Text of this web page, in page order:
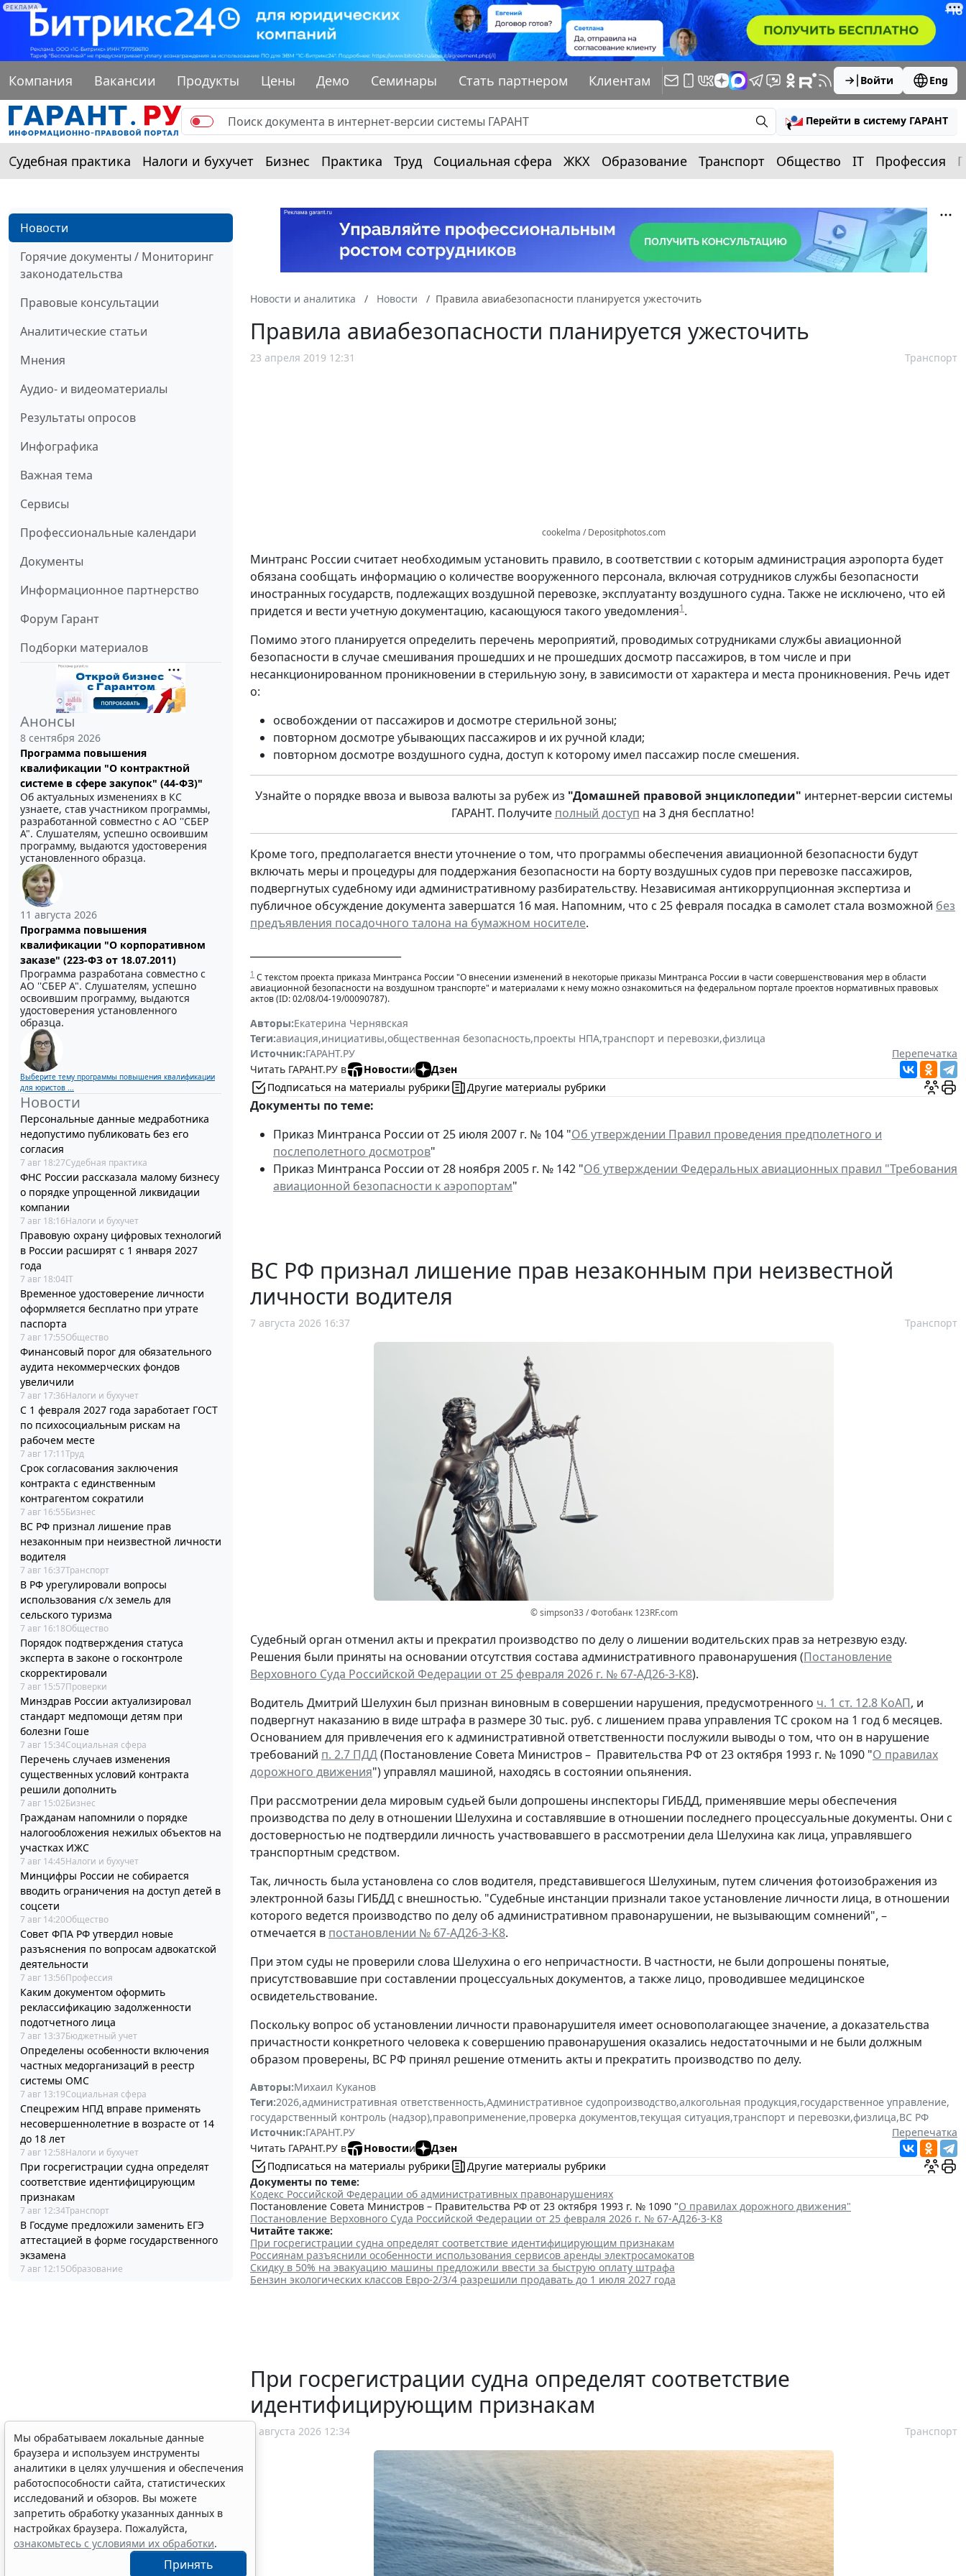
РЕКЛАМА
Компания Вакансии Продукты Цены Демо Семинары Стать партнером Клиентам Войти Eng
Перейти в систему ГАРАНТ
Судебная практика Налоги и бухучет Бизнес Практика Труд Социальная сфера ЖКХ Образование Транспорт Общество IT Профессия
Новости
Горячие документы / Мониторинг
законодательства
Правовые консультации
Аналитические статьи
Мнения
Аудио- и видеоматериалы
Результаты опросов
Инфографика
Важная тема
Сервисы
Профессиональные календари
Документы
Информационное партнерство
Форум Гарант
Подборки материалов
Анонсы
8 сентября 2026
Программа повышения
квалификации "О контрактной
системе в сфере закупок" (44-ФЗ)"
Об актуальных изменениях в КС
узнаете, став участником программы,
разработанной совместно с АО ''СБЕР
А". Слушателям, успешно освоившим
программу, выдаются удостоверения
установленного образца.
11 августа 2026
Программа повышения
квалификации "О корпоративном
заказе" (223-ФЗ от 18.07.2011)
Программа разработана совместно с
АО ''СБЕР А". Слушателям, успешно
освоившим программу, выдаются
удостоверения установленного
образца.
Выберите тему программы повышения квалификации
для юристов ...
Новости
Персональные данные медработника
недопустимо публиковать без его
согласия
7 авг 18:27Судебная практика
ФНС России рассказала малому бизнесу
о порядке упрощенной ликвидации
компании
7 авг 18:16Налоги и бухучет
Правовую охрану цифровых технологий
в России расширят с 1 января 2027
года
7 авг 18:04IT
Временное удостоверение личности
оформляется бесплатно при утрате
паспорта
7 авг 17:55Общество
Финансовый порог для обязательного
аудита некоммерческих фондов
увеличили
7 авг 17:36Налоги и бухучет
С 1 февраля 2027 года заработает ГОСТ
по психосоциальным рискам на
рабочем месте
7 авг 17:11Труд
Срок согласования заключения
контракта с единственным
контрагентом сократили
7 авг 16:55Бизнес
ВС РФ признал лишение прав
незаконным при неизвестной личности
водителя
7 авг 16:37Транспорт
В РФ урегулировали вопросы
использования с/х земель для
сельского туризма
7 авг 16:18Общество
Порядок подтверждения статуса
эксперта в законе о госконтроле
скорректировали
7 авг 15:57Проверки
Минздрав России актуализировал
стандарт медпомощи детям при
болезни Гоше
7 авг 15:34Социальная сфера
Перечень случаев изменения
существенных условий контракта
решили дополнить
7 авг 15:02Бизнес
Гражданам напомнили о порядке
налогообложения нежилых объектов на
участках ИЖС
7 авг 14:45Налоги и бухучет
Минцифры России не собирается
вводить ограничения на доступ детей в
соцсети
7 авг 14:20Общество
Совет ФПА РФ утвердил новые
разъяснения по вопросам адвокатской
деятельности
7 авг 13:56Профессия
Каким документом оформить
реклассификацию задолженности
подотчетного лица
7 авг 13:37Бюджетный учет
Определены особенности включения
частных медорганизаций в реестр
системы ОМС
7 авг 13:19Социальная сфера
Спецрежим НПД вправе применять
несовершеннолетние в возрасте от 14
до 18 лет
7 авг 12:58Налоги и бухучет
При госрегистрации судна определят
соответствие идентифицирующим
признакам
7 авг 12:34Транспорт
В Госдуме предложили заменить ЕГЭ
аттестацией в форме государственного
экзамена
7 авг 12:15Образование
Новости и аналитика Новости Правила авиабезопасности планируется ужесточить
Правила авиабезопасности планируется ужесточить
23 апреля 2019 12:31 Транспорт
cookelma / Depositphotos.com
Минтранс России считает необходимым установить правило, в соответствии с которым администрация аэропорта будет
обязана сообщать информацию о количестве вооруженного персонала, включая сотрудников службы безопасности
иностранных государств, подлежащих воздушной перевозке, эксплуатанту воздушного судна. Также не исключено, что ей
придется и вести учетную документацию, касающуюся такого уведомления1.
Помимо этого планируется определить перечень мероприятий, проводимых сотрудниками службы авиационной
безопасности в случае смешивания прошедших и не прошедших досмотр пассажиров, в том числе и при
несанкционированном проникновении в стерильную зону, в зависимости от характера и места проникновения. Речь идет
о:
освобождении от пассажиров и досмотре стерильной зоны;
повторном досмотре убывающих пассажиров и их ручной клади;
повторном досмотре воздушного судна, доступ к которому имел пассажир после смешения.
Узнайте о порядке ввоза и вывоза валюты за рубеж из "Домашней правовой энциклопедии" интернет-версии системы
ГАРАНТ. Получите полный доступ на 3 дня бесплатно!
Кроме того, предполагается внести уточнение о том, что программы обеспечения авиационной безопасности будут
включать меры и процедуры для поддержания безопасности на борту воздушных судов при перевозке пассажиров,
подвергнутых судебному иди административному разбирательству. Независимая антикоррупционная экспертиза и
публичное обсуждение документа завершатся 16 мая. Напомним, что с 25 февраля посадка в самолет стала возможной без
предъявления посадочного талона на бумажном носителе.
1 С текстом проекта приказа Минтранса России "О внесении изменений в некоторые приказы Минтранса России в части совершенствования мер в области
авиационной безопасности на воздушном транспорте" и материалами к нему можно ознакомиться на федеральном портале проектов нормативных правовых
актов (ID: 02/08/04-19/00090787).
Авторы:Екатерина Чернявская
Теги:авиация,инициативы,общественная безопасность,проекты НПА,транспорт и перевозки,физлица
Источник:ГАРАНТ.РУ
Перепечатка
Читать ГАРАНТ.РУ в
Новостии
Дзен
Подписаться на материалы рубрики
Другие материалы рубрики
Документы по теме:
Приказ Минтранса России от 25 июля 2007 г. № 104 "Об утверждении Правил проведения предполетного и
послеполетного досмотров"
Приказ Минтранса России от 28 ноября 2005 г. № 142 "Об утверждении Федеральных авиационных правил "Требования
авиационной безопасности к аэропортам"
ВС РФ признал лишение прав незаконным при неизвестной
личности водителя
7 августа 2026 16:37 Транспорт
© simpson33 / Фотобанк 123RF.com
Судебный орган отменил акты и прекратил производство по делу о лишении водительских прав за нетрезвую езду.
Решения были приняты на основании отсутствия состава административного правонарушения (Постановление
Верховного Суда Российской Федерации от 25 февраля 2026 г. № 67-АД26-3-К8).
Водитель Дмитрий Шелухин был признан виновным в совершении нарушения, предусмотренного ч. 1 ст. 12.8 КоАП, и
подвергнут наказанию в виде штрафа в размере 30 тыс. руб. с лишением права управления ТС сроком на 1 год 6 месяцев.
Основанием для привлечения его к административной ответственности послужили выводы о том, что он в нарушение
требований п. 2.7 ПДД(Постановление Совета Министров – Правительства РФ от 23 октября 1993 г. № 1090 "О правилах
дорожного движения") управлял машиной, находясь в состоянии опьянения.
При рассмотрении дела мировым судьей были допрошены инспекторы ГИБДД, применявшие меры обеспечения
производства по делу в отношении Шелухина и составлявшие в отношении последнего процессуальные документы. Они с
достоверностью не подтвердили личность участвовавшего в рассмотрении дела Шелухина как лица, управлявшего
транспортным средством.
Так, личность была установлена со слов водителя, представившегося Шелухиным, путем сличения фотоизображения из
электронной базы ГИБДД с внешностью. "Судебные инстанции признали такое установление личности лица, в отношении
которого ведется производство по делу об административном правонарушении, не вызывающим сомнений", –
отмечается в постановлении № 67-АД26-3-К8.
При этом суды не проверили слова Шелухина о его непричастности. В частности, не были допрошены понятые,
присутствовавшие при составлении процессуальных документов, а также лицо, проводившее медицинское
освидетельствование.
Поскольку вопрос об установлении личности правонарушителя имеет основополагающее значение, а доказательства
причастности конкретного человека к совершению правонарушения оказались недостаточными и не были должным
образом проверены, ВС РФ принял решение отменить акты и прекратить производство по делу.
Авторы:Михаил Куканов
Теги:2026,административная ответственность,Административное судопроизводство,алкогольная продукция,государственное управление,
государственный контроль (надзор),правоприменение,проверка документов,текущая ситуация,транспорт и перевозки,физлица,ВС РФ
Источник:ГАРАНТ.РУ
Перепечатка
Читать ГАРАНТ.РУ в
Новостии
Дзен
Подписаться на материалы рубрики
Другие материалы рубрики
Документы по теме:
Кодекс Российской Федерации об административных правонарушениях
Постановление Совета Министров – Правительства РФ от 23 октября 1993 г. № 1090 "О правилах дорожного движения"
Постановление Верховного Суда Российской Федерации от 25 февраля 2026 г. № 67-АД26-3-К8
Читайте также:
При госрегистрации судна определят соответствие идентифицирующим признакам
Россиянам разъяснили особенности использования сервисов аренды электросамокатов
Скидку в 50% на эвакуацию машины предложили ввести за быструю оплату штрафа
Бензин экологических классов Евро-2/3/4 разрешили продавать до 1 июля 2027 года
При госрегистрации судна определят соответствие
идентифицирующим признакам
7 августа 2026 12:34 Транспорт
Мы обрабатываем локальные данные
браузера и используем инструменты
аналитики в целях улучшения и обеспечения
работоспособности сайта, статистических
исследований и обзоров. Вы можете
запретить обработку указанных данных в
настройках браузера. Пожалуйста,
ознакомьтесь с условиями их обработки.
Принять